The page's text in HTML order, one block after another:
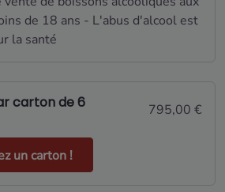
de 18 ans - L'abus d'alcool est
la santé
carton de 6
795,00 €
un carton !